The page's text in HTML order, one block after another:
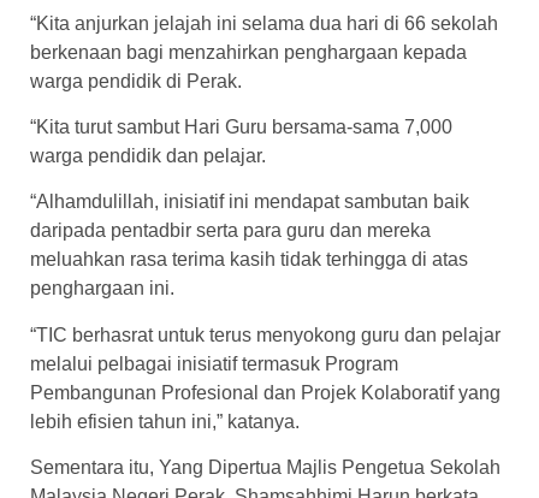
“Kita anjurkan jelajah ini selama dua hari di 66 sekolah
berkenaan bagi menzahirkan penghargaan kepada
warga pendidik di Perak.
“Kita turut sambut Hari Guru bersama-sama 7,000
warga pendidik dan pelajar.
“Alhamdulillah, inisiatif ini mendapat sambutan baik
daripada pentadbir serta para guru dan mereka
meluahkan rasa terima kasih tidak terhingga di atas
penghargaan ini.
“TIC berhasrat untuk terus menyokong guru dan pelajar
melalui pelbagai inisiatif termasuk Program
Pembangunan Profesional dan Projek Kolaboratif yang
lebih efisien tahun ini,” katanya.
Sementara itu, Yang Dipertua Majlis Pengetua Sekolah